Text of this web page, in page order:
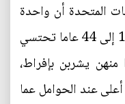
المتحدة أن واحدة
من كل عشر نساء حوامل في سن 18 إلى 44 عاما تحتسي
يشربن بإفراط،
عند الحوامل عما